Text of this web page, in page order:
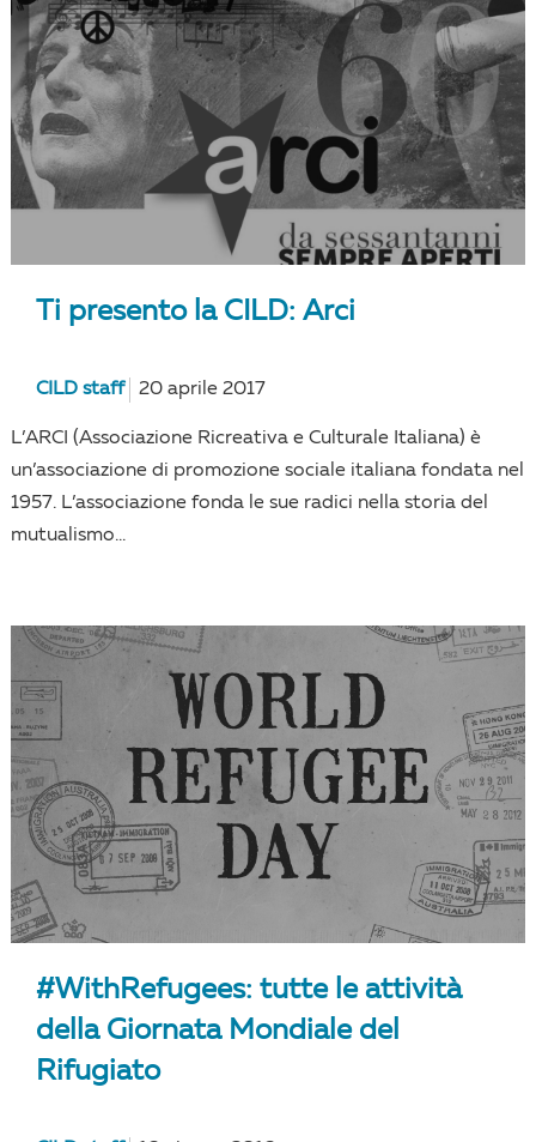
Ti presento la CILD: Arci
CILD staff 20 aprile 2017
L’ARCI (Associazione Ricreativa e Culturale Italiana) è
un’associazione di promozione sociale italiana fondata nel
1957. L’associazione fonda le sue radici nella storia del
mutualismo...
#WithRefugees: tutte le attività
della Giornata Mondiale del
Rifugiato